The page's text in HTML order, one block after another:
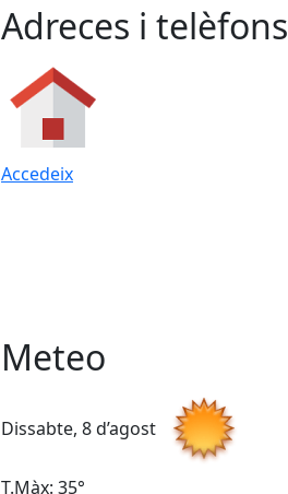
Adreces i telèfons
Accedeix
Meteo
Dissabte, 8 d’agost
T.Màx: 35°